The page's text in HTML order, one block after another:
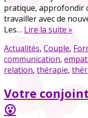
pratique, approfondir
travailler avec de
Les… Lire la suite »
Actualités, Couple,
communication,
relation, thérapie,
Votre
😮